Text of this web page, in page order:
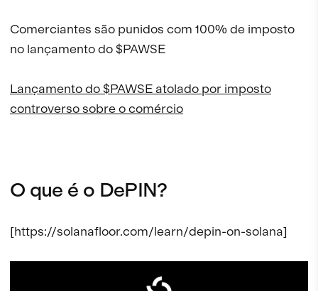
Comerciantes são punidos com 100% de imposto
no lançamento do $PAWSE
Lançamento do $PAWSE atolado por imposto
controverso sobre o comércio
O que é o DePIN?
[https://solanafloor.com/learn/depin-on-solana]